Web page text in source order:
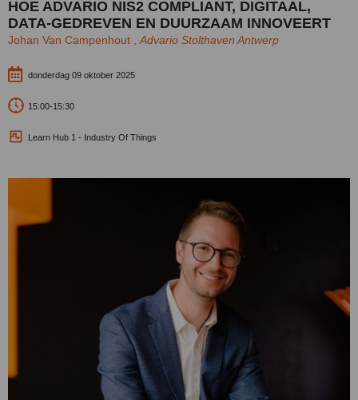
HOE ADVARIO NIS2 COMPLIANT, DIGITAAL,
DATA-GEDREVEN EN DUURZAAM INNOVEERT
Johan Van Campenhout , Advario Stolthaven Antwerp
donderdag 09 oktober 2025
15:00-15:30
Learn Hub 1 - Industry Of Things